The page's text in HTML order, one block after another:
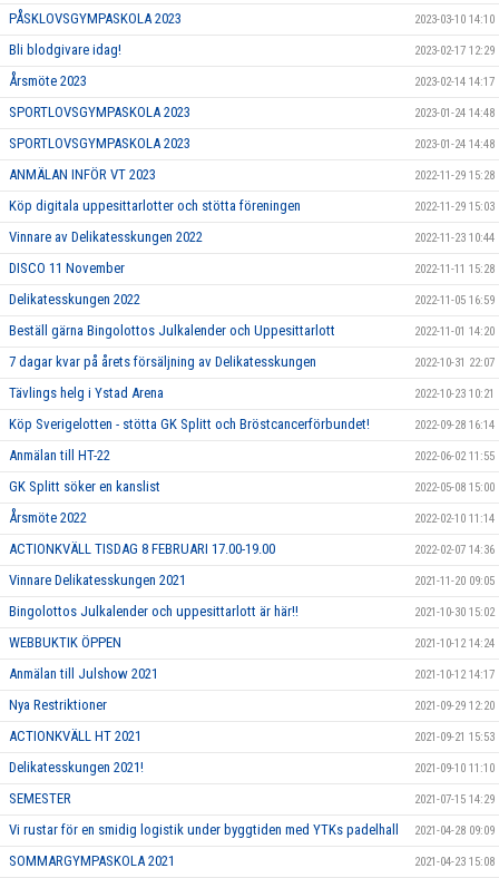
PÅSKLOVSGYMPASKOLA 2023 2023-03-10 14:10
Bli blodgivare idag! 2023-02-17 12:29
Årsmöte 2023 2023-02-14 14:17
SPORTLOVSGYMPASKOLA 2023 2023-01-24 14:48
SPORTLOVSGYMPASKOLA 2023 2023-01-24 14:48
ANMÄLAN INFÖR VT 2023 2022-11-29 15:28
Köp digitala uppesittarlotter och stötta föreningen 2022-11-29 15:03
Vinnare av Delikatesskungen 2022 2022-11-23 10:44
DISCO 11 November 2022-11-11 15:28
Delikatesskungen 2022 2022-11-05 16:59
Beställ gärna Bingolottos Julkalender och Uppesittarlott 2022-11-01 14:20
7 dagar kvar på årets försäljning av Delikatesskungen 2022-10-31 22:07
Tävlings helg i Ystad Arena 2022-10-23 10:21
Köp Sverigelotten - stötta GK Splitt och Bröstcancerförbundet! 2022-09-28 16:14
Anmälan till HT-22 2022-06-02 11:55
GK Splitt söker en kanslist 2022-05-08 15:00
Årsmöte 2022 2022-02-10 11:14
ACTIONKVÄLL TISDAG 8 FEBRUARI 17.00-19.00 2022-02-07 14:36
Vinnare Delikatesskungen 2021 2021-11-20 09:05
Bingolottos Julkalender och uppesittarlott är här!! 2021-10-30 15:02
WEBBUKTIK ÖPPEN 2021-10-12 14:24
Anmälan till Julshow 2021 2021-10-12 14:17
Nya Restriktioner 2021-09-29 12:20
ACTIONKVÄLL HT 2021 2021-09-21 15:53
Delikatesskungen 2021! 2021-09-10 11:10
SEMESTER 2021-07-15 14:29
Vi rustar för en smidig logistik under byggtiden med YTKs padelhall 2021-04-28 09:09
SOMMARGYMPASKOLA 2021 2021-04-23 15:08